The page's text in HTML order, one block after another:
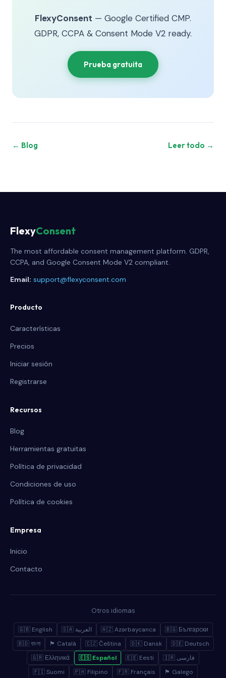
FlexyConsent — Google Certified CMP.
GDPR, CCPA & Consent Mode V2 ready.
Prueba gratuita
← Blog Leer todo →
FlexyConsent
The most affordable consent management platform. GDPR,
CCPA, and Google Consent Mode V2 compliant.
Email: support@flexyconsent.com
Producto
Características
Precios
Iniciar sesión
Registrarse
Recursos
Blog
Herramientas gratuitas
Política de privacidad
Condiciones de uso
Política de cookies
Empresa
Inicio
Contacto
Otros idiomas
🇬🇧 English 🇸🇦 العربية 🇦🇿 Azərbaycanca
🇧🇬 Български
🇧🇩 বাংলা
🏴 Català 🇨🇿 Čeština 🇩🇰 Dansk
🇩🇪 Deutsch
🇬🇷 Ελληνικά
🇪🇸 Español 🇪🇪 Eesti
🇮🇷 فارسی
🇫🇮 Suomi
🇵🇭 Filipino 🇫🇷 Français 🏴 Galego